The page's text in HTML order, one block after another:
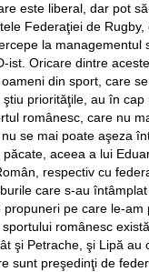
este liberal, dar pot
Federaţiei de
la managementul
ist. Oricare dintre
din sport, care
priorităţile, au în
românesc, care nu
se mai poate aşeza
aceea a lui
respectiv cu
care s-au
propuneri pe care le-am
românesc
şi Petrache, şi Lipă au
sunt preşedinţi de